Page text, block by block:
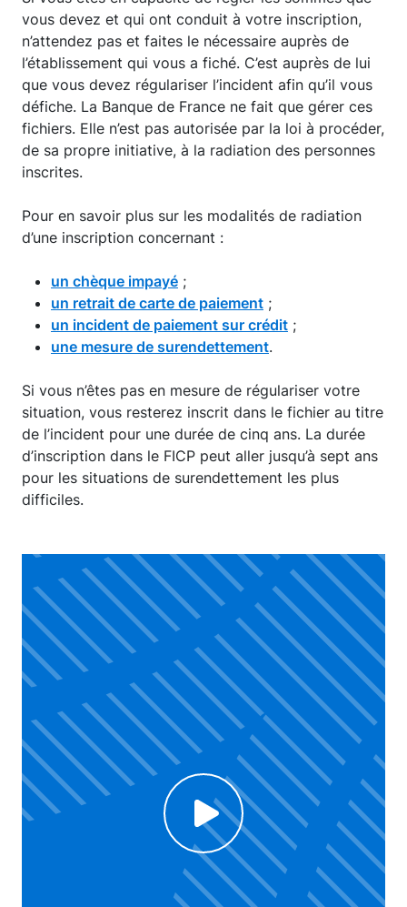
vous devez et qui ont conduit à votre inscription,
n’attendez pas et faites le nécessaire auprès de
l’établissement qui vous a fiché. C’est auprès de lui
que vous devez régulariser l’incident afin qu’il vous
défiche. La Banque de France ne fait que gérer ces
fichiers. Elle n’est pas autorisée par la loi à procéder,
de sa propre initiative, à la radiation des personnes
inscrites.
Pour en savoir plus sur les modalités de radiation
d’une inscription concernant :
un chèque impayé ;
un retrait de carte de paiement ;
un incident de paiement sur crédit ;
une mesure de surendettement.
Si vous n’êtes pas en mesure de régulariser votre
situation, vous resterez inscrit dans le fichier au titre
de l’incident pour une durée de cinq ans. La durée
d’inscription dans le FICP peut aller jusqu’à sept ans
pour les situations de surendettement les plus
difficiles.
Voir la vidéo
Click to enable Youtube cookies and see content